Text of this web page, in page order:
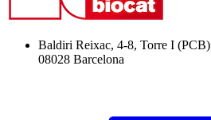
Baldiri Reixac, 4-8, Torre I (PCB)
08028 Barcelona